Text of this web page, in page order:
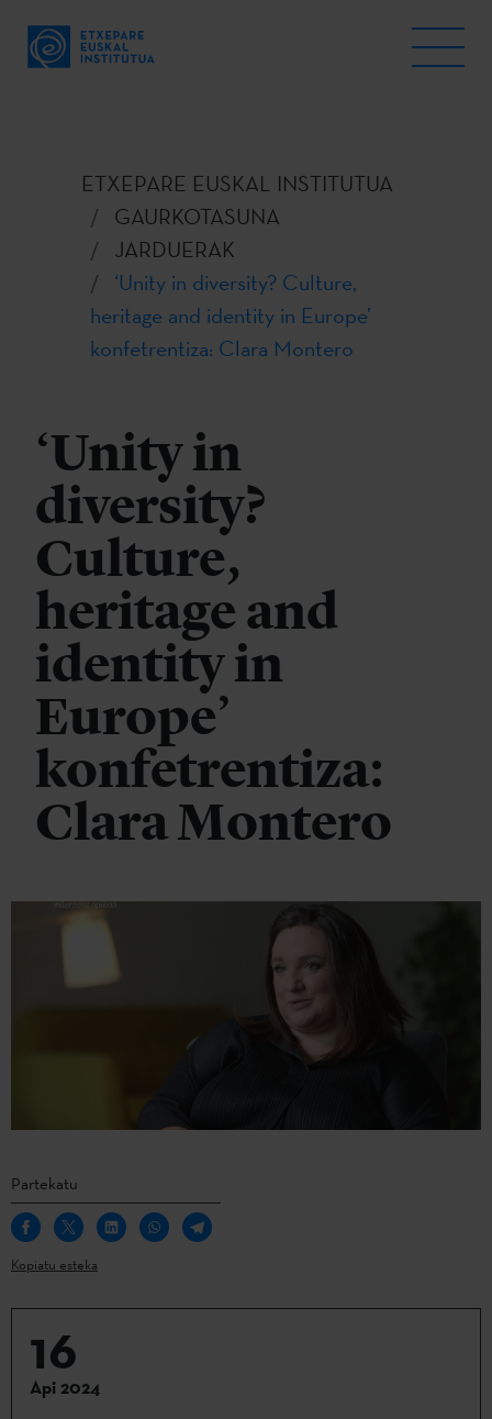
ETXEPARE EUSKAL INSTITUTUA
GAURKOTASUNA
JARDUERAK
‘Unity in diversity? Culture,
heritage and identity in Europe’
konfetrentiza: Clara Montero
‘Unity in
diversity?
Culture,
heritage and
identity in
Europe’
konfetrentiza:
Clara Montero
Partekatu
Kopiatu esteka
16
Api 2024